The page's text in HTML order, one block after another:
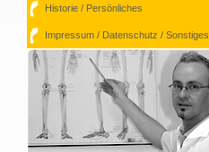
Historie / Persönliches
Impressum / Datenschutz / Sonstiges